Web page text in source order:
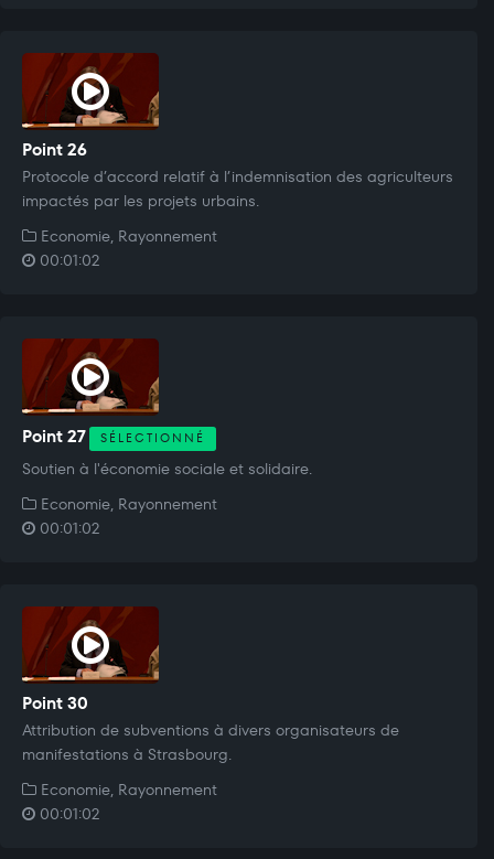
Point 26
Protocole d’accord relatif à l’indemnisation des agriculteurs
impactés par les projets urbains.
Economie, Rayonnement
00:01:02
Point 27 SÉLECTIONNÉ
Soutien à l'économie sociale et solidaire.
Economie, Rayonnement
00:01:02
Point 30
Attribution de subventions à divers organisateurs de
manifestations à Strasbourg.
Economie, Rayonnement
00:01:02